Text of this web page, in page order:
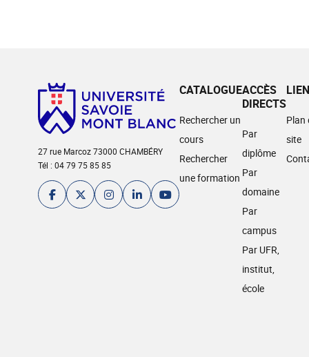
27 rue Marcoz 73000 CHAMBÉRY
Tél : 04 79 75 85 85
CATALOGUE
Rechercher un
cours
Rechercher
une formation
ACCÈS
DIRECTS
Par
diplôme
Par
domaine
Par
campus
Par UFR,
institut,
école
Plan
site